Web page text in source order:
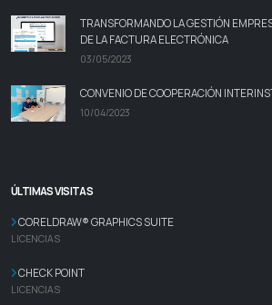
TRANSFORMANDO LA GESTIÓN
DE LA FACTURA ELECTRÓNICA
03/05/2023
CONVENIO DE COOPERACIÓN
10/04/2023
ÚLTIMAS VISITAS
CORELDRAW® GRAPHICS SUITE
LICENCIAS
CHECK POINT
LICENCIAS